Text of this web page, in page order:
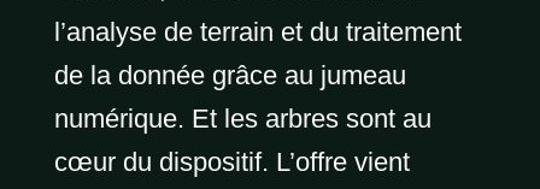
l’analyse de terrain et du traitement
de la donnée grâce au jumeau
numérique. Et les arbres sont au
cœur du dispositif. L’offre vient